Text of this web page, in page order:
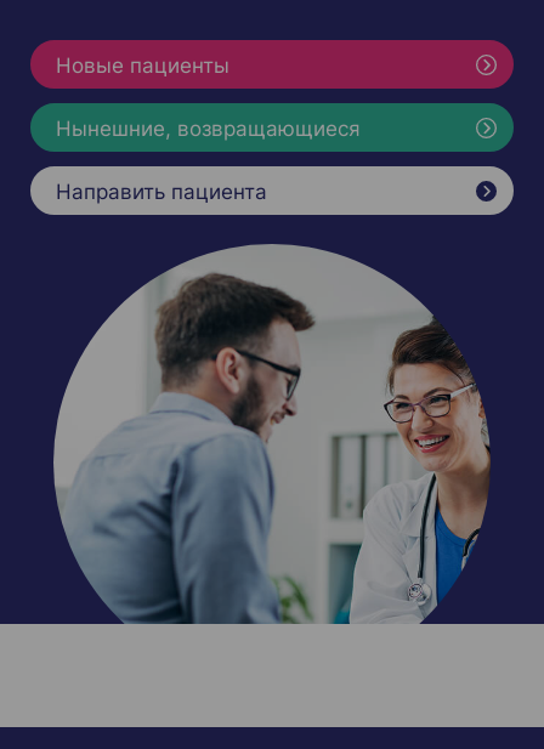
Новые пациенты
Нынешние, возвращающиеся
Направить пациента